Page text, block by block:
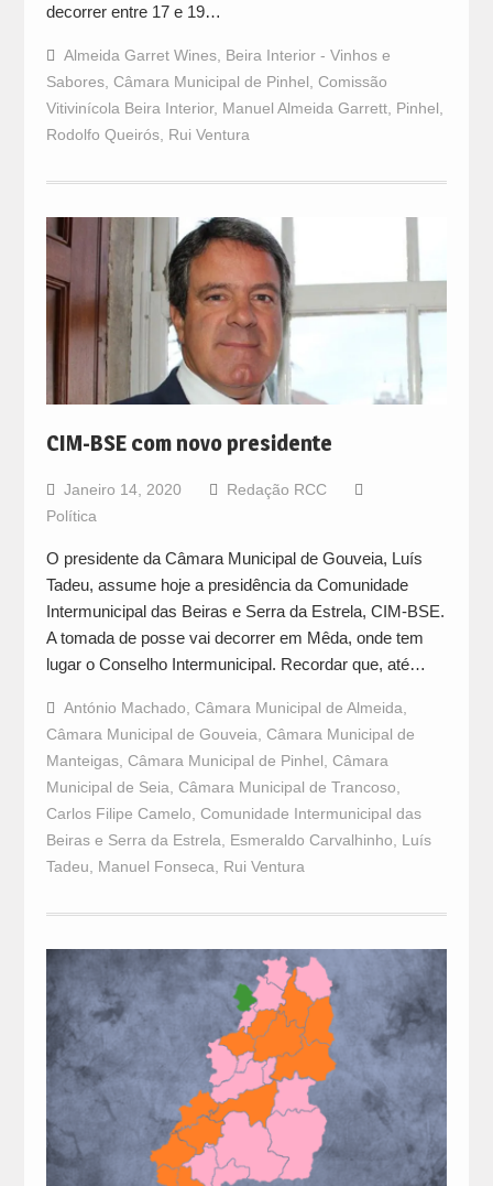
decorrer entre 17 e 19…
Almeida Garret Wines, Beira Interior - Vinhos e
Sabores, Câmara Municipal de Pinhel Comissão
Vitivinícola Beira Interior, Manuel Almeida Garrett, Pinhel
Rodolfo Queirós, Rui Ventura
CIM-BSE com novo presidente
Janeiro 14, 2020
Redação RCC
Política
O presidente da Câmara Municipal de Gouveia, Luís
Tadeu, assume hoje a presidência da Comunidade
Intermunicipal das Beiras e Serra da Estrela, CIM-BSE.
A tomada de posse vai decorrer em Mêda, onde tem
lugar o Conselho Intermunicipal. Recordar que, até…
António Machado Câmara Municipal de Almeida
Câmara Municipal de Gouveia Câmara Municipal de
Manteigas, Câmara Municipal de Pinhel Câmara
Municipal de Seia Câmara Municipal de Trancoso
Carlos Filipe Camelo Comunidade Intermunicipal das
Beiras e Serra da Estrela
Esmeraldo Carvalhinho
Luís
Tadeu
Manuel Fonseca Rui Ventura